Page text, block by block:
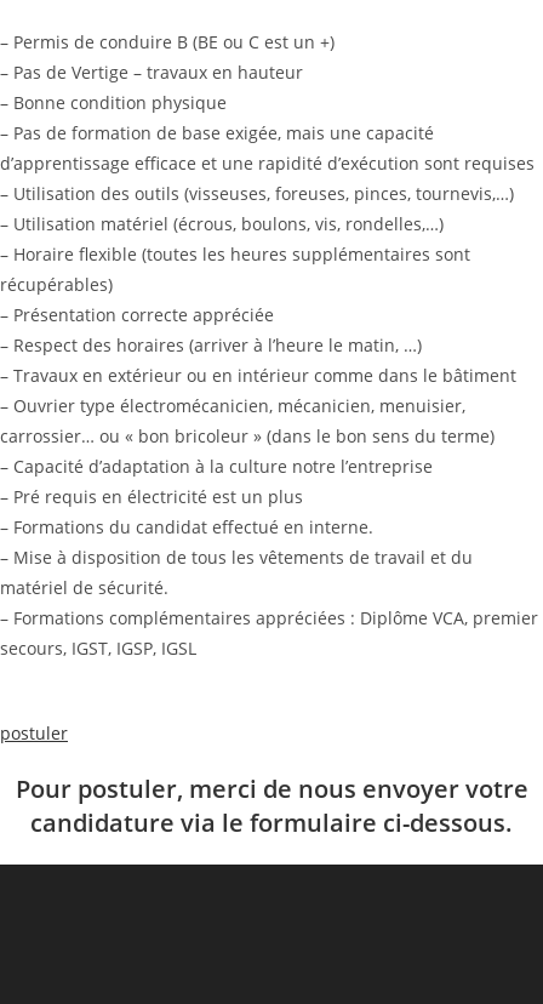
– Permis de conduire B (BE ou C est un +)
– Pas de Vertige – travaux en hauteur
– Bonne condition physique
– Pas de formation de base exigée, mais une capacité
d’apprentissage efficace et une rapidité d’exécution sont requises
– Utilisation des outils (visseuses, foreuses, pinces, tournevis,…)
– Utilisation matériel (écrous, boulons, vis, rondelles,…)
– Horaire flexible (toutes les heures supplémentaires sont
récupérables)
– Présentation correcte appréciée
– Respect des horaires (arriver à l’heure le matin, …)
– Travaux en extérieur ou en intérieur comme dans le bâtiment
– Ouvrier type électromécanicien, mécanicien, menuisier,
carrossier… ou « bon bricoleur » (dans le bon sens du terme)
– Capacité d’adaptation à la culture notre l’entreprise
– Pré requis en électricité est un plus
– Formations du candidat effectué en interne.
– Mise à disposition de tous les vêtements de travail et du
matériel de sécurité.
– Formations complémentaires appréciées : Diplôme VCA, premier
secours, IGST, IGSP, IGSL
postuler
Pour postuler, merci de nous envoyer votre
candidature via le formulaire ci-dessous.